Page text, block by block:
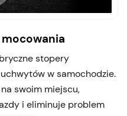
stopery
w samochodzie.
swoim miejscu,
i eliminuje problem